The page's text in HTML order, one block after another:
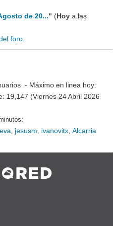
de 20..." (Hoy a las
foro.
- Máximo en linea hoy:
19,147 (Viernes 24 Abril 2026
jesusm ivanovitx Alcarria